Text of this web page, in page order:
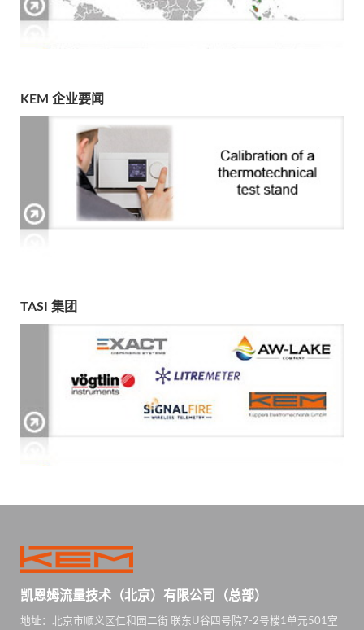
KEM 企业要闻
TASI 集团
凯恩姆流量技术（北京）有限公司（总部）
地址：北京市顺义区仁和园二街 联东U谷四号院7-2号楼1单元501室